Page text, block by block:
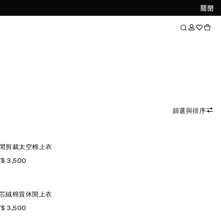
關閉
篩選與排序
剪裁太空棉上衣
3,500
絨棉質休閒上衣
3,500